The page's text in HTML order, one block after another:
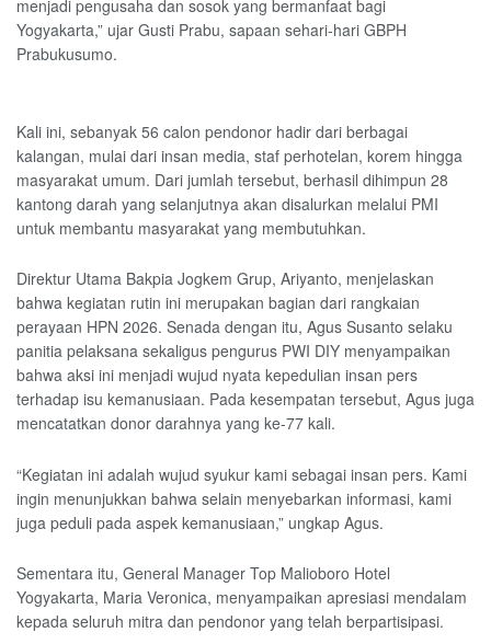
menjadi pengusaha dan sosok yang bermanfaat bagi
Yogyakarta,” ujar Gusti Prabu, sapaan sehari-hari GBPH
Prabukusumo.
Kali ini, sebanyak 56 calon pendonor hadir dari berbagai
kalangan, mulai dari insan media, staf perhotelan, korem hingga
masyarakat umum. Dari jumlah tersebut, berhasil dihimpun 28
kantong darah yang selanjutnya akan disalurkan melalui PMI
untuk membantu masyarakat yang membutuhkan.
Direktur Utama Bakpia Jogkem Grup, Ariyanto, menjelaskan
bahwa kegiatan rutin ini merupakan bagian dari rangkaian
perayaan HPN 2026. Senada dengan itu, Agus Susanto selaku
panitia pelaksana sekaligus pengurus PWI DIY menyampaikan
bahwa aksi ini menjadi wujud nyata kepedulian insan pers
terhadap isu kemanusiaan. Pada kesempatan tersebut, Agus juga
mencatatkan donor darahnya yang ke-77 kali.
“Kegiatan ini adalah wujud syukur kami sebagai insan pers. Kami
ingin menunjukkan bahwa selain menyebarkan informasi, kami
juga peduli pada aspek kemanusiaan,” ungkap Agus.
Sementara itu, General Manager Top Malioboro Hotel
Yogyakarta, Maria Veronica, menyampaikan apresiasi mendalam
kepada seluruh mitra dan pendonor yang telah berpartisipasi.